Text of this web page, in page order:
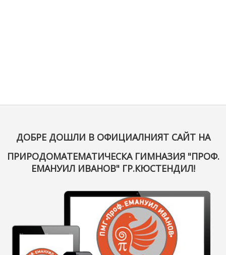
ДОБРЕ ДОШЛИ В ОФИЦИАЛНИЯТ САЙТ НА
ПРИРОДОМАТЕМАТИЧЕСКА ГИМНАЗИЯ "ПРОФ.
ЕМАНУИЛ ИВАНОВ" ГР.КЮСТЕНДИЛ!